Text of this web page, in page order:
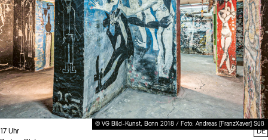
© VG Bild-Kunst, Bonn 2018 / Foto: Andreas [FranzXaver] Süß
Uhrzeit:
17 Uhr
DE